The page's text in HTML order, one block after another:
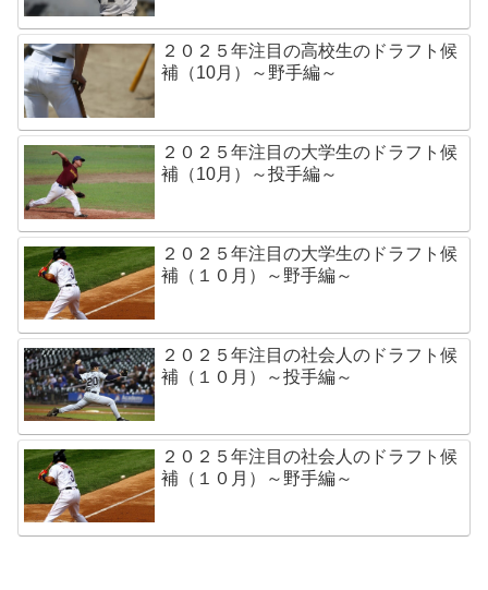
２０２５年注目の高校生のドラフト候
補（10月）～野手編～
２０２５年注目の大学生のドラフト候
補（10月）～投手編～
２０２５年注目の大学生のドラフト候
補（１０月）～野手編～
２０２５年注目の社会人のドラフト候
補（１０月）～投手編～
２０２５年注目の社会人のドラフト候
補（１０月）～野手編～